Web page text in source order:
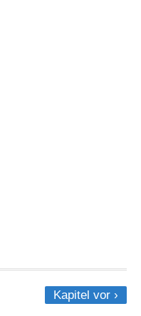
Kapitel vor ›